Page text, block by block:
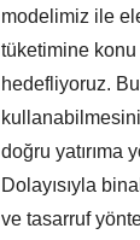
modelimiz ile
tüketimine konu
hedefliyoruz.
doğru yatırıma
Dolayısıyla
ve tasarruf